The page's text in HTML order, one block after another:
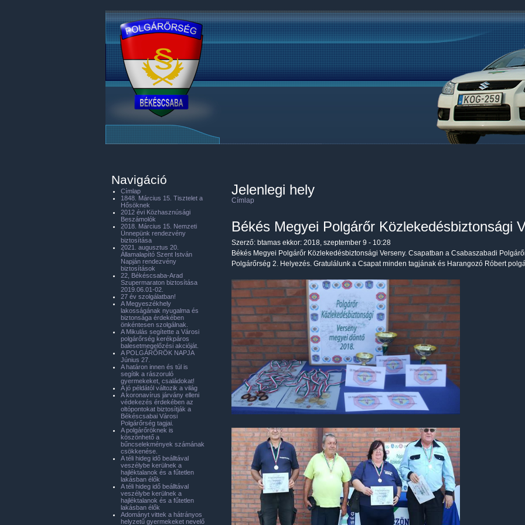
Jelenlegi hely
Címlap
Békés Megyei Polgárőr Közlekedésbiztonsági
Szerző: btamas ekkor: 2018, szeptember 9 - 10:28
Békés Megyei Polgárőr Közlekedésbiztonsági Verseny. Csapatban a Csabaszabadi
Polgárőrség 2. Helyezés. Gratulálunk a Csapat minden tagjának és Harangozó Róbert
Navigáció
Címlap
1848. Március 15. Tisztelet a
Hősöknek
2012 évi Közhasznúsági
Beszámolók
2018. Március 15. Nemzeti
Ünnepünk rendezvény
biztosítása
2021. augusztus 20.
Államalapító Szent István
Napján rendezvény
biztosítások
22, Békéscsaba-Arad
Szupermaraton biztosítása
2019.06.01-02.
27 év szolgálatban!
A Megyeszékhely
lakosságának nyugalma és
biztonsága érdekében
önkéntesen szolgálnak.
A Mikulás segítette a Városi
polgárőrség kerékpáros
balesetmegelőzési akcióját.
A POLGÁRŐRÖK NAPJA
Június 27.
A határon innen és túl is
segítik a rászoruló
gyermekeket, családokat!
A jó példától változik a világ
A koronavírus járvány elleni
védekezés érdekében az
oltópontokat biztosítják a
Békéscsabai Városi
Polgárőrség tagjai.
A polgárőröknek is
köszönhető a
bűncselekmények számának
csökkenése.
A téli hideg idő beálltával
veszélybe kerülnek a
hajléktalanok és a fűtetlen
lakásban élők
A téli hideg idő beálltával
veszélybe kerülnek a
hajléktalanok és a fűtetlen
lakásban élők
Adományt vittek a hátrányos
helyzetű gyermekeket nevelő